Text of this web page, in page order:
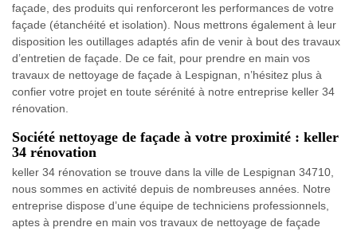
façade, des produits qui renforceront les performances de votre
façade (étanchéité et isolation). Nous mettrons également à leur
disposition les outillages adaptés afin de venir à bout des travaux
d’entretien de façade. De ce fait, pour prendre en main vos
travaux de nettoyage de façade à Lespignan, n’hésitez plus à
confier votre projet en toute sérénité à notre entreprise keller 34
rénovation.
Société nettoyage de façade à votre proximité : keller
34 rénovation
keller 34 rénovation se trouve dans la ville de Lespignan 34710,
nous sommes en activité depuis de nombreuses années. Notre
entreprise dispose d’une équipe de techniciens professionnels,
aptes à prendre en main vos travaux de nettoyage de façade